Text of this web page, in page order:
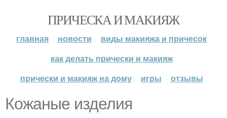
ПРИЧЕСКА И МАКИЯЖ
главная новости
виды макияжа и причесок
как делать прически и макияж
прически и макияж на дому
игры отзывы
Кожаные изделия